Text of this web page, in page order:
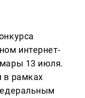
интернет-
13 июля.
в рамках